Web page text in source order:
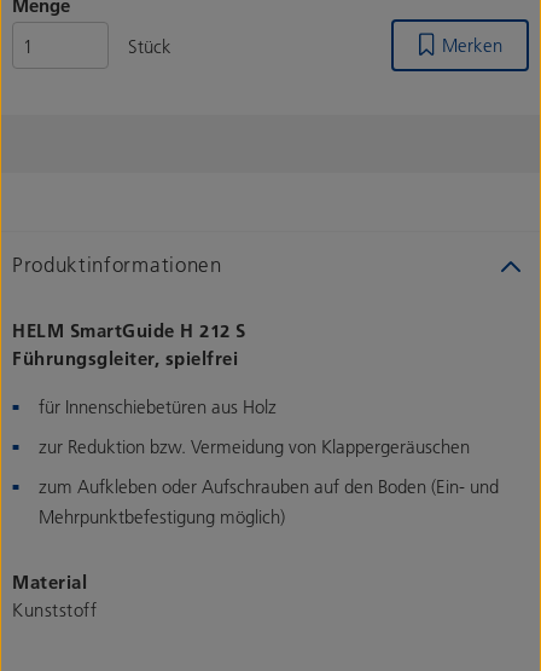
Menge
Stück
Merken
Produktinformationen
HELM SmartGuide H 212 S
Führungsgleiter, spielfrei
für Innenschiebetüren aus Holz
zur Reduktion bzw. Vermeidung von Klappergeräuschen
zum Aufkleben oder Aufschrauben auf den Boden (Ein- und
Mehrpunktbefestigung möglich)
Material
Kunststoff